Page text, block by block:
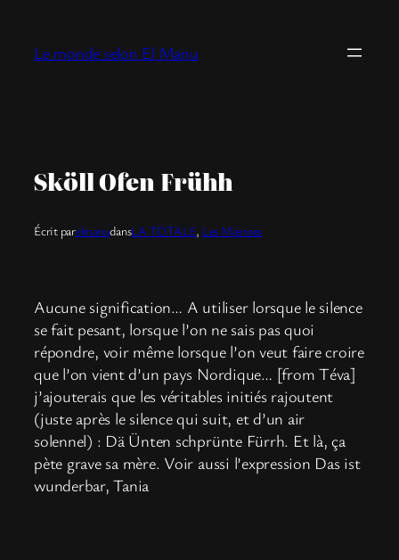
contenu
Le monde selon El Manu
Sköll Ofen Frühh
Écrit parelmanudansLA TOTALE, Les Miennes
Aucune signification… A utiliser lorsque le silence
se fait pesant, lorsque l’on ne sais pas quoi
répondre, voir même lorsque l’on veut faire croire
que l’on vient d’un pays Nordique… [from Téva]
j’ajouterais que les véritables initiés rajoutent
(juste après le silence qui suit, et d’un air
solennel) : Dä Ünten schprünte Fürrh. Et là, ça
pète grave sa mère. Voir aussi l’expression Das ist
wunderbar, Tania